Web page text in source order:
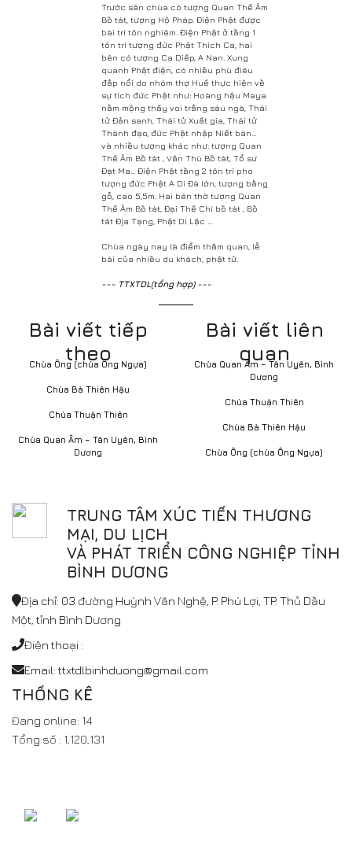
Trước sân chùa có tượng Quan Thế Âm
Bồ tát, tượng Hộ Pháp. Điện Phật được
bài trí tôn nghiêm. Điện Phật ở tầng 1
tôn trí tượng đức Phật Thích Ca, hai
bên có tượng Ca Diếp, A Nan. Xung
quanh Phật điện, có nhiều phù điêu
đắp nổi do nhóm thợ Huế thực hiện về
sự tích đức Phật như: Hoàng hậu Maya
nằm mộng thấy voi trắng sáu ngà, Thái
tử Đản sanh, Thái tử Xuất gia, Thái tử
Thành đạo, đức Phật nhập Niết bàn…
và nhiều tượng khác như: tượng Quan
Thế Âm Bồ tát , Văn Thù Bồ tát, Tổ sư
Đạt Ma… Điện Phật tầng 2 tôn trí pho
tượng đức Phật A Di Đà lớn, tượng bằng
gỗ, cao 5,5m. Hai bên thờ tượng Quan
Thế Âm Bồ tát, Đại Thế Chí bồ tát , Bồ
tát Địa Tạng, Phật Di Lặc …
Chùa ngày nay là điểm thăm quan, lễ
bái của nhiều du khách, phật tử.
--- TTXTDL(tổng hợp) ---
Bài viết tiếp
theo
Chùa Ông (chùa Ông Ngựa)
Chùa Bà Thiên Hậu
Chùa Thuận Thiên
Chùa Quan Âm – Tân Uyên, Bình
Dương
Bài viết liên
quan
Chùa Quan Âm – Tân Uyên, Bình
Dương
Chùa Thuận Thiên
Chùa Bà Thiên Hậu
Chùa Ông (chùa Ông Ngựa)
TRUNG TÂM XÚC TIẾN THƯƠNG
MẠI, DU LỊCH
VÀ PHÁT TRIỂN CÔNG NGHIỆP TỈNH
BÌNH DƯƠNG
Địa chỉ: 03 đường Huỳnh Văn Nghệ, P. Phú Lợi, TP. Thủ Dầu
Một, tỉnh Bình Dương
Điện thoại :
Email: ttxtdlbinhduong@gmail.com
THỐNG KÊ
Đang online: 14
Tổng số : 1,120,131